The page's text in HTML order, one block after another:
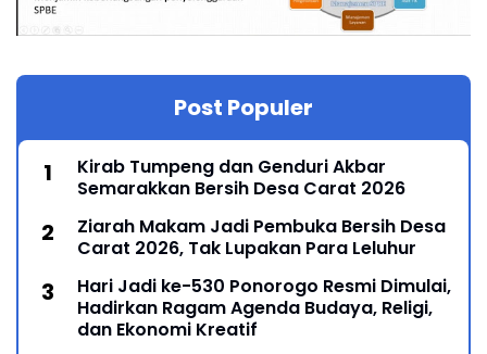
Post Populer
Kirab Tumpeng dan Genduri Akbar
Semarakkan Bersih Desa Carat 2026
Ziarah Makam Jadi Pembuka Bersih Desa
Carat 2026, Tak Lupakan Para Leluhur
Hari Jadi ke-530 Ponorogo Resmi Dimulai,
Hadirkan Ragam Agenda Budaya, Religi,
dan Ekonomi Kreatif